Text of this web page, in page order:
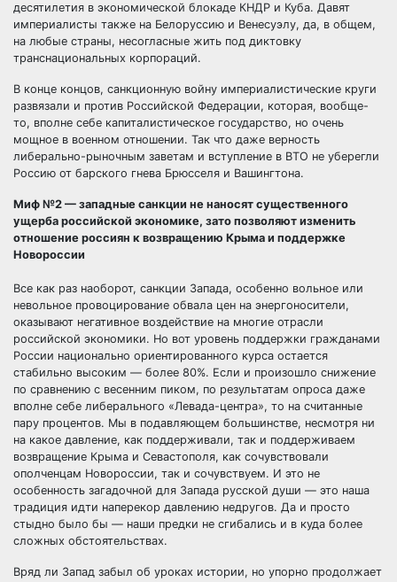
десятилетия в экономической блокаде КНДР и Куба. Давят
империалисты также на Белоруссию и Венесуэлу, да, в общем,
на любые страны, несогласные жить под диктовку
транснациональных корпораций.
В конце концов, санкционную войну империалистические круги
развязали и против Российской Федерации, которая, вообще-
то, вполне себе капиталистическое государство, но очень
мощное в военном отношении. Так что даже верность
либерально-рыночным заветам и вступление в ВТО не уберегли
Россию от барского гнева Брюсселя и Вашингтона.
Миф №2 — западные санкции не наносят существенного
ущерба российской экономике, зато позволяют изменить
отношение россиян к возвращению Крыма и поддержке
Новороссии
Все как раз наоборот, санкции Запада, особенно вольное или
невольное провоцирование обвала цен на энергоносители,
оказывают негативное воздействие на многие отрасли
российской экономики. Но вот уровень поддержки гражданами
России национально ориентированного курса остается
стабильно высоким — более 80%. Если и произошло снижение
по сравнению с весенним пиком, по результатам опроса даже
вполне себе либерального «Левада-центра», то на считанные
пару процентов. Мы в подавляющем большинстве, несмотря ни
на какое давление, как поддерживали, так и поддерживаем
возвращение Крыма и Севастополя, как сочувствовали
ополченцам Новороссии, так и сочувствуем. И это не
особенность загадочной для Запада русской души — это наша
традиция идти наперекор давлению недругов. Да и просто
стыдно было бы — наши предки не сгибались и в куда более
сложных обстоятельствах.
Вряд ли Запад забыл об уроках истории, но упорно продолжает